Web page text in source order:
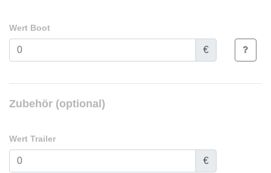
Wert Boot
€
Zubehör (optional)
Wert Trailer
€